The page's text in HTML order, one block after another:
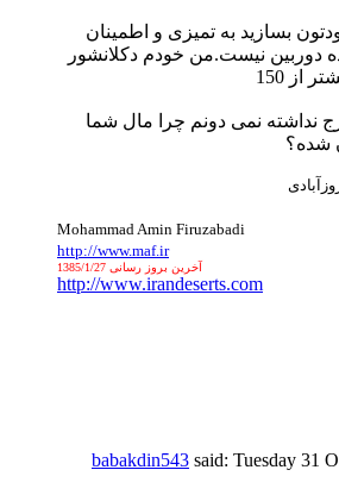
بسازید به تمیزی و اطمینان
دوربین نیست.من خودم دکلانشور
از 150
نداشته نمی دونم چرا مال شما
شده؟
Mohammad Amin Firuzabadi
http://www.maf.ir
آخرین بروز رسانی 1385/1/27
http://www.irandeserts.com
babakdin543 said: Tuesday 31